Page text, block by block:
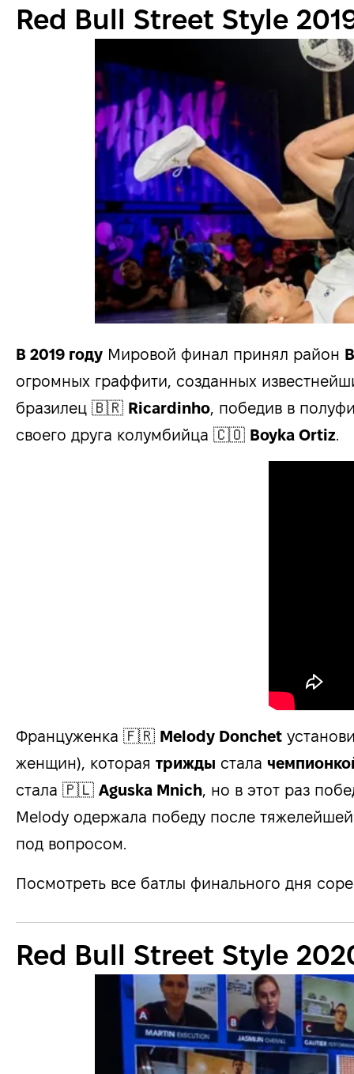
Red Bull Street Style
В 2019 году Мировой финал принял район
огромных граффити, созданных
бразилец 🇧🇷 Ricardinho, победив в
своего друга колумбийца 🇨🇴 Boyka Ortiz.
Француженка 🇫🇷 Melody Donchet
женщин), которая трижды стала
стала 🇵🇱 Aguska Mnich, но в этот раз
Melody одержала победу после
под вопросом.
Посмотреть все батлы финального дня
Red Bull Street Style